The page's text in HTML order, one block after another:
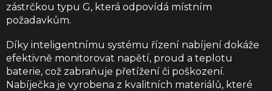
zástrčkou typu G, která odpovídá místním
požadavkům.
Díky inteligentnímu systému řízení nabíjení dokáže
efektivně monitorovat napětí, proud a teplotu
baterie, což zabraňuje přetížení či poškození.
Nabíječka je vyrobena z kvalitních materiálů, které